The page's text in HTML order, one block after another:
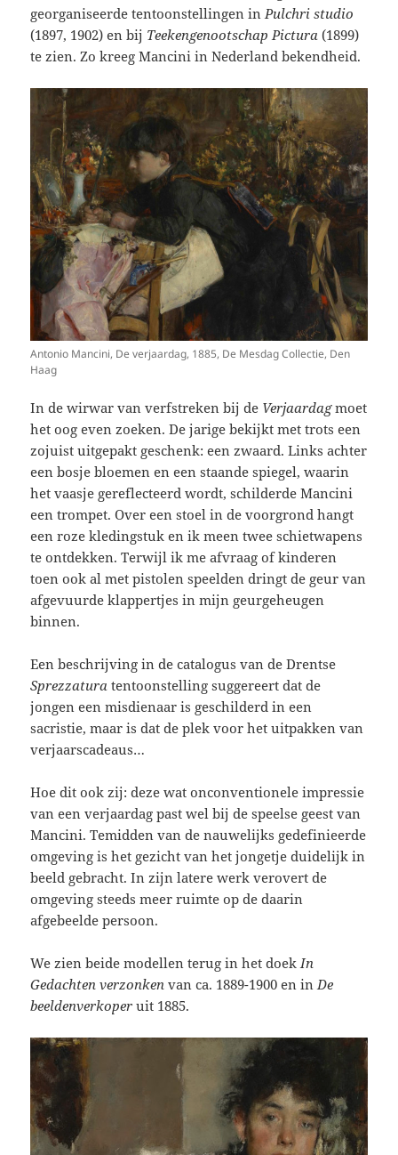
georganiseerde tentoonstellingen in Pulchri studio
(1897, 1902) en bij Teekengenootschap Pictura(1899)
te zien. Zo kreeg Mancini in Nederland bekendheid.
Antonio Mancini, De verjaardag, 1885, De Mesdag Collectie, Den
Haag
In de wirwar van verfstreken bij de Verjaardagmoet
het oog even zoeken. De jarige bekijkt met trots een
zojuist uitgepakt geschenk: een zwaard. Links achter
een bosje bloemen en een staande spiegel, waarin
het vaasje gereflecteerd wordt, schilderde Mancini
een trompet. Over een stoel in de voorgrond hangt
een roze kledingstuk en ik meen twee schietwapens
te ontdekken. Terwijl ik me afvraag of kinderen
toen ook al met pistolen speelden dringt de geur van
afgevuurde klappertjes in mijn geurgeheugen
binnen.
Een beschrijving in de catalogus van de Drentse
Sprezzatura tentoonstelling suggereert dat de
jongen een misdienaar is geschilderd in een
sacristie, maar is dat de plek voor het uitpakken van
verjaarscadeaus…
Hoe dit ook zij: deze wat onconventionele impressie
van een verjaardag past wel bij de speelse geest van
Mancini. Temidden van de nauwelijks gedefinieerde
omgeving is het gezicht van het jongetje duidelijk in
beeld gebracht. In zijn latere werk verovert de
omgeving steeds meer ruimte op de daarin
afgebeelde persoon.
We zien beide modellen terug in het doekIn
Gedachten verzonken van ca. 1889-1900 en inDe
beeldenverkoper uit 1885.